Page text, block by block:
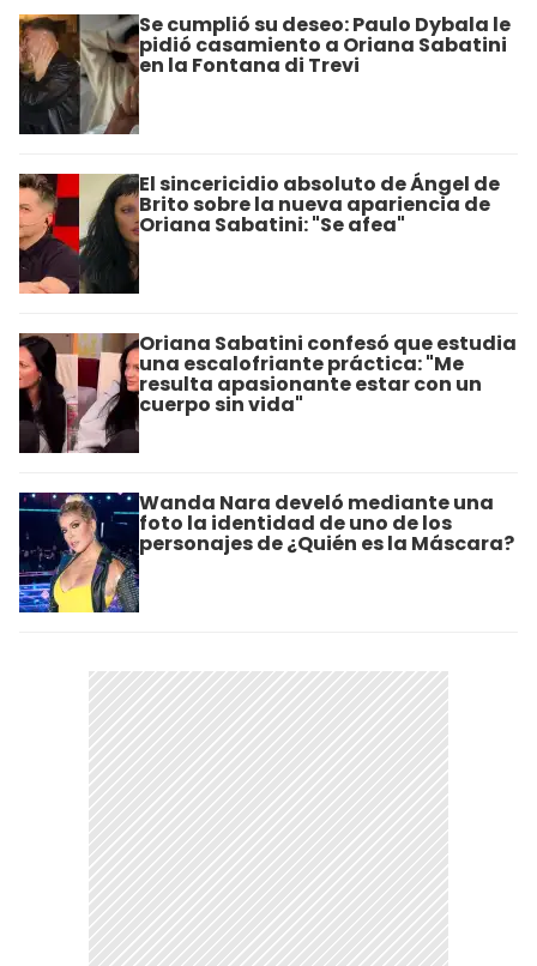
Se cumplió su deseo: Paulo Dybala le
pidió casamiento a Oriana Sabatini
en la Fontana di Trevi
El sincericidio absoluto de Ángel de
Brito sobre la nueva apariencia de
Oriana Sabatini: "Se afea"
Oriana Sabatini confesó que estudia
una escalofriante práctica: "Me
resulta apasionante estar con un
cuerpo sin vida"
Wanda Nara develó mediante una
foto la identidad de uno de los
personajes de ¿Quién es la Máscara?